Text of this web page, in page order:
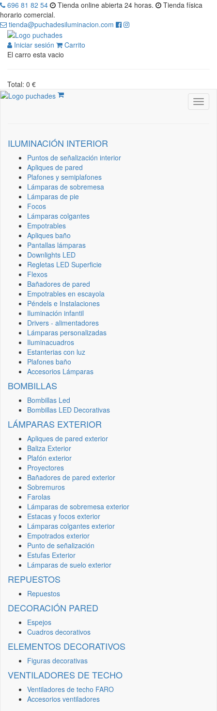
696 81 82 54 Tienda online abierta 24 horas.
Tienda física
horario comercial.
tienda@puchadesiluminacion.com
Iniciar sesión
Carrito
El carro esta vacio
Total: 0 €
ILUMINACIÓN INTERIOR
Puntos de señalización interior
Apliques de pared
Plafones y semiplafones
Lámparas de sobremesa
Lámparas de pie
Focos
Lámparas colgantes
Empotrables
Apliques baño
Pantallas lámparas
Downlights LED
Regletas LED Superficie
Flexos
Bañadores de pared
Empotrables en escayola
Péndels e Instalaciones
Iluminación infantil
Drivers - alimentadores
Lámparas personalizadas
Iluminacuadros
Estanterias con luz
Plafones baño
Accesorios Lámparas
BOMBILLAS
Bombillas Led
Bombillas LED Decorativas
LÁMPARAS EXTERIOR
Apliques de pared exterior
Baliza Exterior
Plafón exterior
Proyectores
Bañadores de pared exterior
Sobremuros
Farolas
Lámparas de sobremesa exterior
Estacas y focos exterior
Lámparas colgantes exterior
Empotrados exterior
Punto de señalización
Estufas Exterior
Lámparas de suelo exterior
REPUESTOS
Repuestos
DECORACIÓN PARED
Espejos
Cuadros decorativos
ELEMENTOS DECORATIVOS
Figuras decorativas
VENTILADORES DE TECHO
Ventiladores de techo FARO
Accesorios ventiladores